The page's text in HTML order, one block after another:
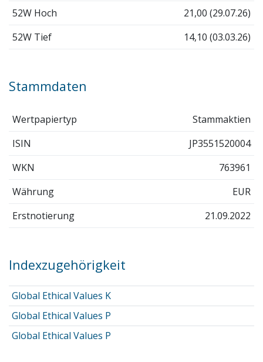
52W Hoch
21,00 (29.07.26)
52W Tief
14,10 (03.03.26)
Stammdaten
Wertpapiertyp
Stammaktien
ISIN
JP3551520004
WKN
763961
Währung
EUR
Erstnotierung
21.09.2022
Indexzugehörigkeit
Global Ethical Values K
Global Ethical Values P
Global Ethical Values P